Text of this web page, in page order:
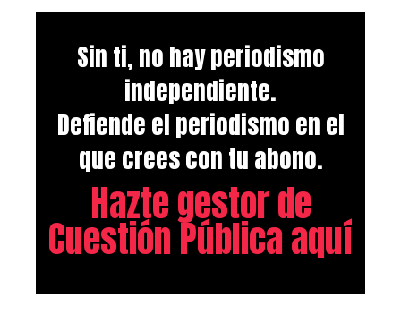
Sin ti, no hay periodismo
independiente.
Defiende el periodismo en el
que crees con tu abono.
Hazte gestor de
Cuestión Pública aquí